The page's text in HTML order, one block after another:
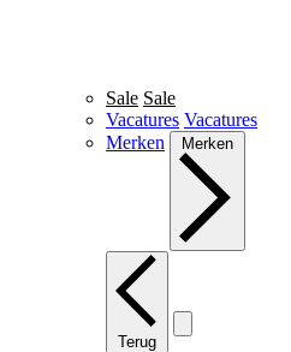
Sale Sale
Vacatures Vacatures
Merken
Merken
Terug